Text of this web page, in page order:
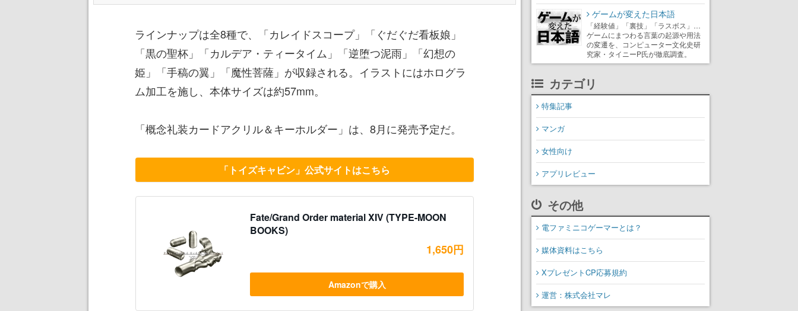
ラインナップは全8種で、「カレイドスコープ」「ぐだぐだ看板娘」
「黒の聖杯」「カルデア・ティータイム」「逆堕つ泥雨」「幻想の
姫」「手稿の翼」「魔性菩薩」が収録される。 イラストにはホログラ
ム加工を施し、本体サイズは約57mm。
「概念礼装カードアクリル＆キーホルダー」は、8月に発売予定だ。
「トイズキャビン」公式サイトはこちら
Fate/Grand Order material XIV (TYPE-MOON
BOOKS)
1,650円
Amazonで購入
ゲームが変えた日本語
「経験値」「裏技」「ラスボス」…
ゲームにまつわる言葉の起源や用法
の変遷を、コンピューター文化史研
究家・タイニーP氏が徹底調査。
カテゴリ
特集記事
マンガ
女性向け
アプリレビュー
その他
電ファミニコゲーマーとは？
媒体資料はこちら
XプレゼントCP応募規約
運営：株式会社マレ